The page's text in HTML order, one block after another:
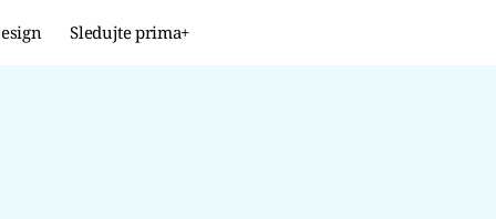
Sledujte prima+